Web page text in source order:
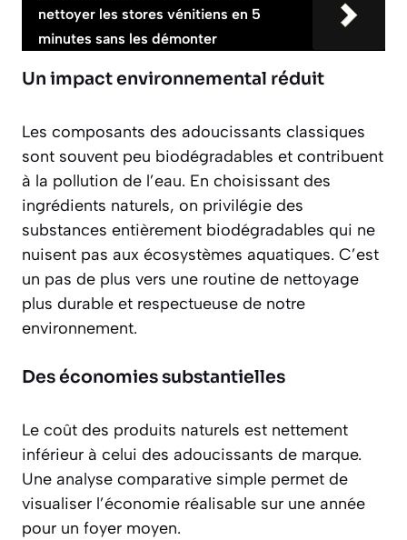
nettoyer les stores vénitiens en 5
minutes sans les démonter
Un impact environnemental réduit
Les composants des adoucissants classiques
sont souvent peu biodégradables et contribuent
à la pollution de l’eau. En choisissant des
ingrédients naturels, on privilégie des
substances entièrement biodégradables qui ne
nuisent pas aux écosystèmes aquatiques. C’est
un pas de plus vers une routine de nettoyage
plus durable et respectueuse de notre
environnement.
Des économies substantielles
Le coût des produits naturels est nettement
inférieur à celui des adoucissants de marque.
Une analyse comparative simple permet de
visualiser l’économie réalisable sur une année
pour un foyer moyen.